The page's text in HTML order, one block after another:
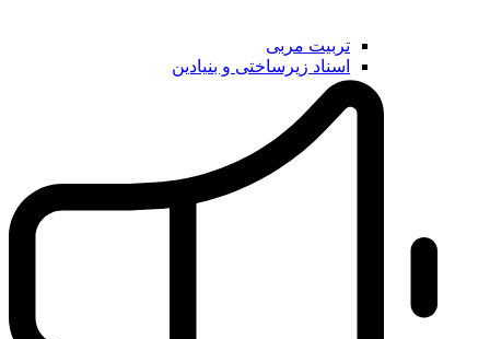
تربیت مربی
اسناد زیرساختی و بنیادین